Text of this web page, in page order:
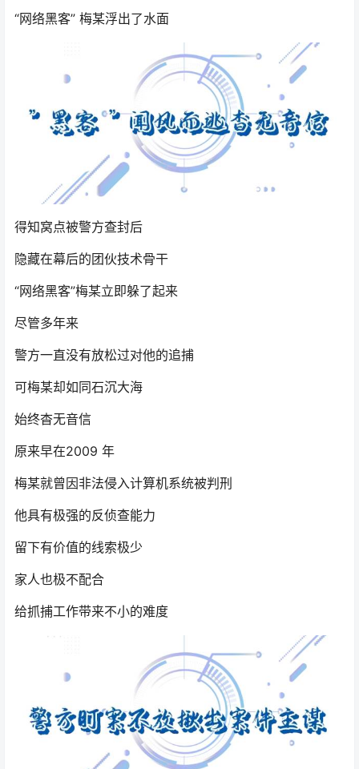
“网络黑客” 梅某浮出了水面
得知窝点被警方查封后
隐藏在幕后的团伙技术骨干
“网络黑客”梅某立即躲了起来
尽管多年来
警方一直没有放松过对他的追捕
可梅某却如同石沉大海
始终杳无音信
原来早在2009 年
梅某就曾因非法侵入计算机系统被判刑
他具有极强的反侦查能力
留下有价值的线索极少
家人也极不配合
给抓捕工作带来不小的难度